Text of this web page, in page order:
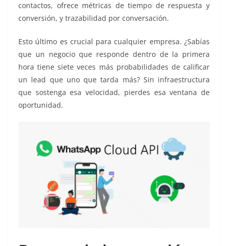
contactos, ofrece métricas de tiempo de respuesta y
conversión, y trazabilidad por conversación.
Esto último es crucial para cualquier empresa. ¿Sabías
que un negocio que responde dentro de la primera
hora tiene siete veces más probabilidades de calificar
un lead que uno que tarda más? Sin infraestructura
que sostenga esa velocidad, pierdes esa ventana de
oportunidad.